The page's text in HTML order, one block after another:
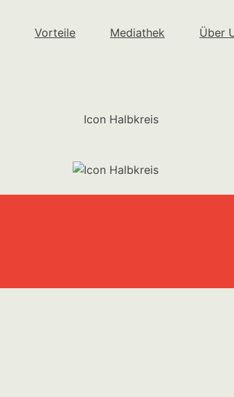
Vorteile Mediathek Über